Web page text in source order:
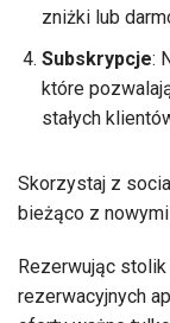
zniżki lub
Subskrypcje:
które
stałych
Skorzystaj z
bieżąco z
Rezerwując
rezerwacyjnych